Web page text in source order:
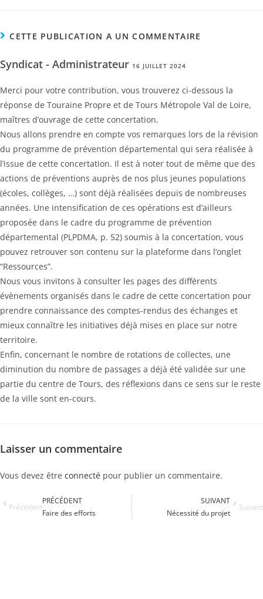
CETTE PUBLICATION A UN COMMENTAIRE
Syndicat - Administrateur 16 JUILLET 2024
Merci pour votre contribution, vous trouverez ci-dessous la
réponse de Touraine Propre et de Tours Métropole Val de Loire,
maîtres d’ouvrage de cette concertation.
Nous allons prendre en compte vos remarques lors de la révision
du programme de prévention départemental qui sera réalisée à
l’issue de cette concertation. Il est à noter tout de même que des
actions de préventions auprès de nos plus jeunes populations
(écoles, collèges, …) sont déjà réalisées depuis de nombreuses
années. Une intensification de ces opérations est d’ailleurs
proposée dans le cadre du programme de prévention
départemental (PLPDMA, p. 52) soumis à la concertation, vous
pouvez retrouver son contenu sur la plateforme dans l’onglet
“Ressources”.
Nous vous invitons à consulter les pages des différents
évènements organisés dans le cadre de cette concertation pour
prendre connaissance des comptes-rendus des échanges et
mieux connaître les initiatives déjà mises en place sur notre
territoire.
Enfin, concernant le nombre de rotations de collectes, une
diminution du nombre de passages a déjà été validée sur une
partie du centre de Tours, des réflexions dans ce sens sur le reste
de la ville sont en-cours.
Laisser un commentaire
Vous devez être connecté pour publier un commentaire.
Précédent
PRÉCÉDENT
Faire des efforts
SUIVANT
Nécessité du projet
Suivant